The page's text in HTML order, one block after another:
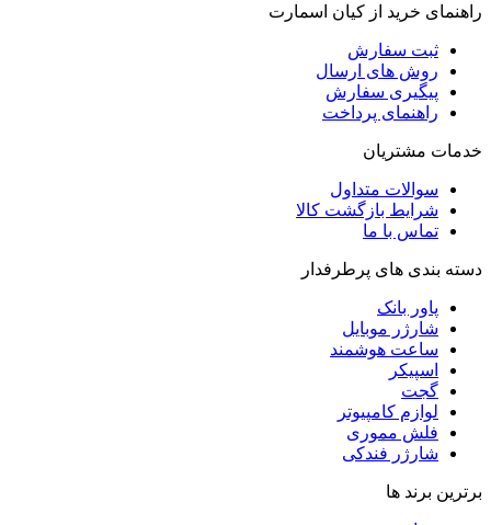
راهنمای خرید از کیان اسمارت
ثبت سفارش
روش‌ های ارسال
پیگیری سفارش
راهنمای پرداخت
خدمات مشتریان
سوالات متداول
شرایط بازگشت کالا
تماس با ما
دسته بندی های پرطرفدار
پاور بانک
شارژر موبایل
ساعت هوشمند
اسپیکر
گجت
لوازم کامپیوتر
فلش مموری
شارژر فندکی
برترین برند ها